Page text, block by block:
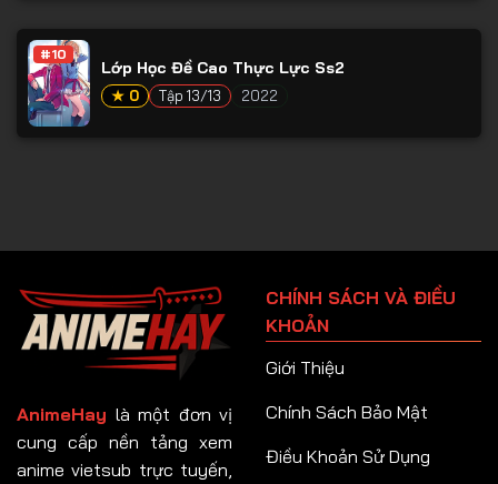
#10
Lớp Học Đề Cao Thực Lực Ss2
★ 0 Tập 13/13 2022
AnimeHay là một đơn vị
cung cấp nền tảng xem
anime vietsub trực tuyến,
CHÍNH SÁCH VÀ ĐIỀU
KHOẢN
Giới Thiệu
Chính Sách Bảo Mật
Điều Khoản Sử Dụng